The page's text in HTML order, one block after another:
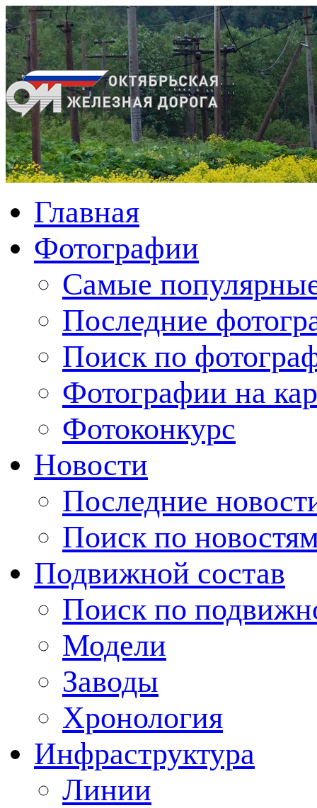
Главная
Фотографии
Cамые
Последние
Поиск по
Фотографии на
Фотоконкурс
Новости
Последние
Поиск по
Подвижной состав
Поиск по
Модели
Заводы
Хронология
Инфраструктура
Линии